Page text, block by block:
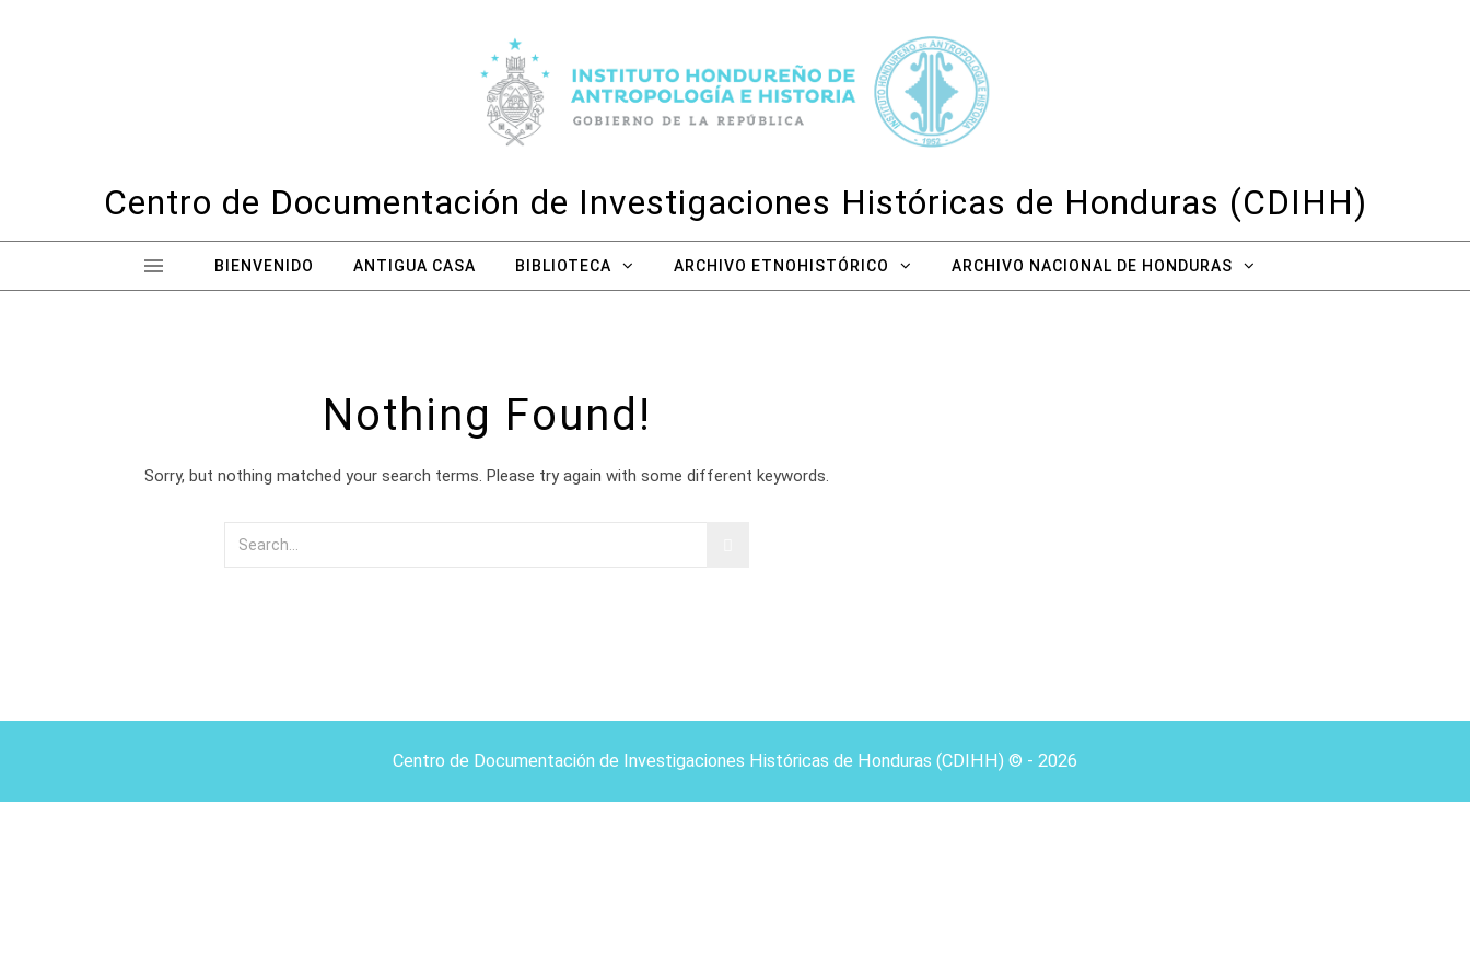
Centro de Documentación de Investigaciones Históricas de Honduras (CDIHH)
BIENVENIDO ANTIGUA CASA BIBLIOTECA ARCHIVO ETNOHISTÓRICO ARCHIVO NACIONAL DE HONDURAS
Nothing Found!
Sorry, but nothing matched your search terms. Please try again with some different keywords.
Centro de Documentación de Investigaciones Históricas de Honduras (CDIHH) © - 2026